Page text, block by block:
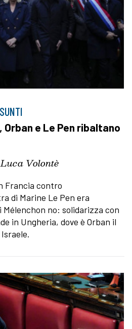
e Le Pen ribaltano
Luca Volontè
Francia contro
di Marine Le Pen era
no: solidarizza con
in Ungheria, dove è Orban il